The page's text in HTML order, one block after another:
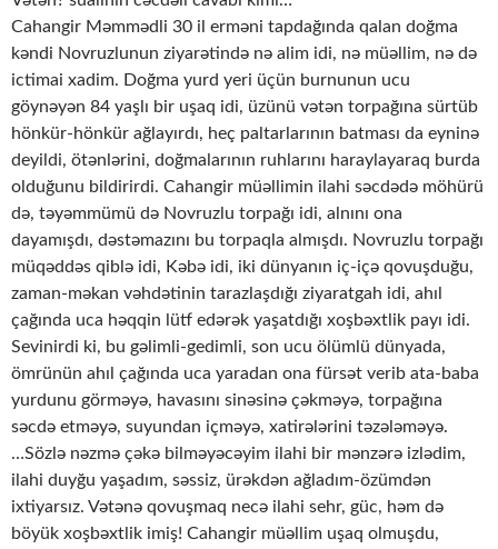
Cahangir Məmmədli 30 il erməni tapdağında qalan doğma
kəndi Novruzlunun ziyarətində nə alim idi, nə müəllim, nə də
ictimai xadim. Doğma yurd yeri üçün burnunun ucu
göynəyən 84 yaşlı bir uşaq idi, üzünü vətən torpağına sürtüb
hönkür-hönkür ağlayırdı, heç paltarlarının batması da eyninə
deyildi, ötənlərini, doğmalarının ruhlarını haraylayaraq burda
olduğunu bildirirdi. Cahangir müəllimin ilahi səcdədə möhürü
də, təyəmmümü də Novruzlu torpağı idi, alnını ona
dayamışdı, dəstəmazını bu torpaqla almışdı. Novruzlu torpağı
müqəddəs qiblə idi, Kəbə idi, iki dünyanın iç-içə qovuşduğu,
zaman-məkan vəhdətinin tarazlaşdığı ziyaratgah idi, ahıl
çağında uca həqqin lütf edərək yaşatdığı xoşbəxtlik payı idi.
Sevinirdi ki, bu gəlimli-gedimli, son ucu ölümlü dünyada,
ömrünün ahıl çağında uca yaradan ona fürsət verib ata-baba
yurdunu görməyə, havasını sinəsinə çəkməyə, torpağına
səcdə etməyə, suyundan içməyə, xatirələrini təzələməyə.
…Sözlə nəzmə çəkə bilməyəcəyim ilahi bir mənzərə izlədim,
ilahi duyğu yaşadım, səssiz, ürəkdən ağladım-özümdən
ixtiyarsız. Vətənə qovuşmaq necə ilahi sehr, güc, həm də
böyük xoşbəxtlik imiş! Cahangir müəllim uşaq olmuşdu,